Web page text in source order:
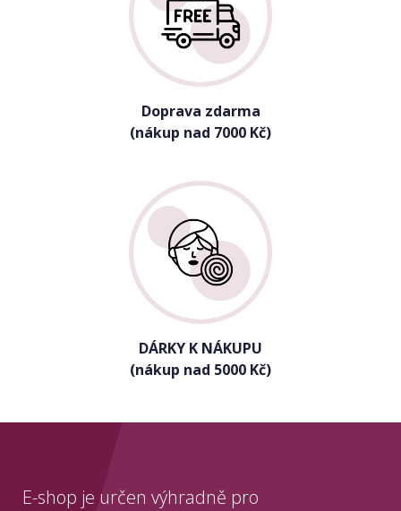
Doprava zdarma
(nákup nad 7000 Kč)
DÁRKY K NÁKUPU
(nákup nad 5000 Kč)
E-shop je určen výhradně pro